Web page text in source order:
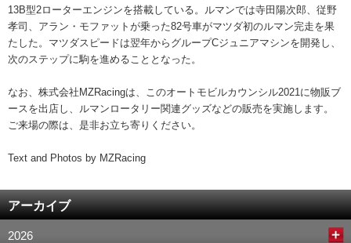
13B型2ローターエンジンを搭載している。ルマンでは寺田陽次郎、従野
孝司、アラン・モファットが乗った82号車がマツダ初のルマン完走を果
たした。マツダスピードは翌年からグループCジュニアマシンを開発し、
次のステップに駒を進めることとなった。
なお、株式会社MZRacingは、このオートモビルカウンシル2021に物販ブ
ースを出店し、ルマンロータリー関連グッズなどの販売を実施します。
ご来場の際は、是非お立ち寄りください。
Text and Photos by MZRacing
アーカイブ
2026